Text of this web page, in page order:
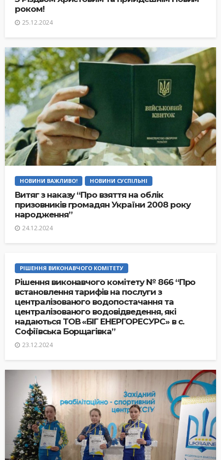
роком!
25.12.2024
НОВИНИ ВАЖЛИВО! НОВИНИ СУСПІЛЬНІ
Витяг з наказу “Про взяття на облік
призовників громадян України 2008 року
народження”
24.12.2024
РІШЕННЯ ВИКОНАВЧОГО КОМІТЕТУ
Рішення виконавчого комітету № 866 “Про
встановлення тарифів на послуги з
централізованого водопостачання та
централізованого водовідведення, які
надаються ТОВ «БІГ ЕНЕРГОРЕСУРС» в с.
Софіївська Борщагівка”
23.12.2024